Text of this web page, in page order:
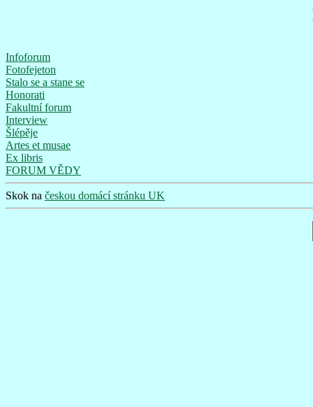
Infoforum
Fotofejeton
Stalo se a stane se
Honorati
Fakultní forum
Interview
Šlépěje
Artes et musae
Ex libris
FORUM VĚDY
Skok na českou domácí stránku UK